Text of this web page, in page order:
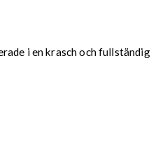
i en krasch och fullständig